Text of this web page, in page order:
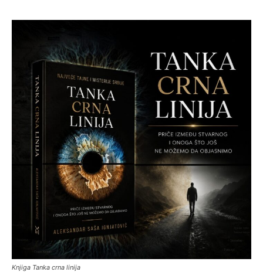
Knjiga Tanka crna linija